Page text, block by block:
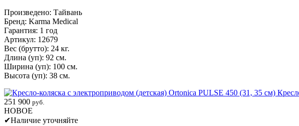
Произведено: Тайвань
Бренд: Karma Medical
Гарантия: 1 год
Артикул: 12679
Вес (брутто): 24 кг.
Длина (уп): 92 см.
Ширина (уп): 100 см.
Высота (уп): 38 см.
251 900 руб.
НОВОЕ
✔Наличие уточняйте